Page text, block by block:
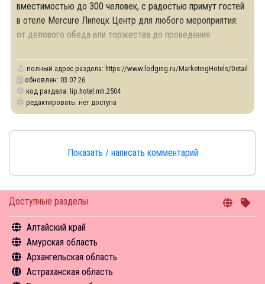
Доступные разделы
Алтайский край
Общая информация
Объекты туристского притяжения
Инфрастуктура туризма
Амурская область
Общая информация
Объекты туристского притяжения
Архангельская область
Общая информация
Астраханская область
вместимостью до 300 человек, с радостью примут гостей
в отеле Mercure Липецк Центр для любого мероприятия:
от делового обеда или торжества до проведения
полный адрес раздела: https://www.lodging.ru/MarketingHotels/Details/
обновлен: 03.07.26
код раздела: lip.hotel.mh.2504
редактировать: нет доступа
Показать / написать комментарий